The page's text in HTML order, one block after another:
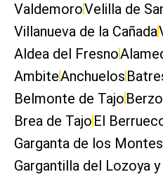
ValdemoroVelilla de
Villanueva de la Cañada
Aldea del Fresno
AmbiteAnchuelos
Belmonte de Tajo
Brea de Tajo El
Garganta de los Montes
Gargantilla del Lozoya